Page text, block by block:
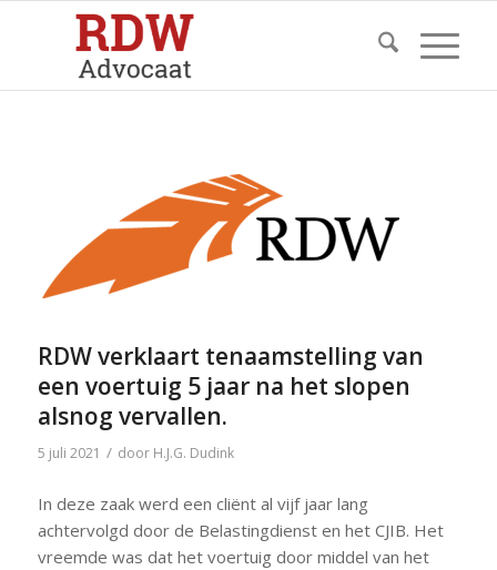
RDW verklaart tenaamstelling van
een voertuig 5 jaar na het slopen
alsnog vervallen.
5 juli 2021 / door H.J.G. Dudink
In deze zaak werd een cliënt al vijf jaar lang
achtervolgd door de Belastingdienst en het CJIB. Het
vreemde was dat het voertuig door middel van het